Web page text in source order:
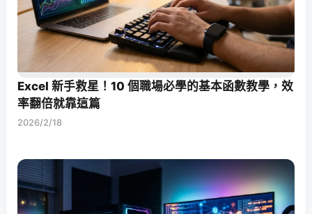
Excel 新手救星！10 個職場必學的基本函數教學，效
率翻倍就靠這篇
2026/2/18